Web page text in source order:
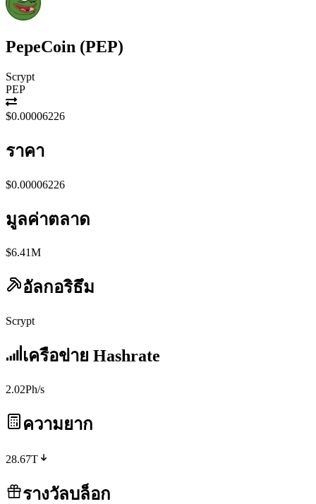
PepeCoin (PEP)
Scrypt
PEP
$0.00006226
ราคา
$0.00006226
มูลค่าตลาด
$6.41M
อัลกอริธึม
Scrypt
เครือข่าย Hashrate
2.02Ph/s
ความยาก
28.67T
รางวัลบล็อก